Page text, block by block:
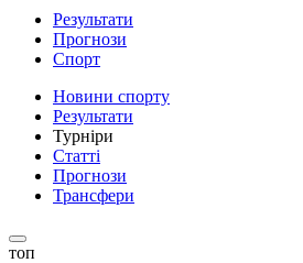
Результати
Прогнози
Спорт
Новини спорту
Результати
Турніри
Статті
Прогнози
Трансфери
топ